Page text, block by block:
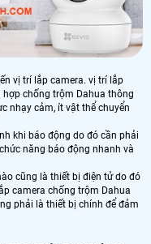
vị trí lắp camera. vị trí lắp
chống trộm Dahua thông
nhạy cảm, ít vật thể chuyển
khi báo động do đó cần phải
năng báo động nhanh và
cũng là thiết bị điện tử do đó
camera chống trộm Dahua
phải là thiết bị chính để đảm